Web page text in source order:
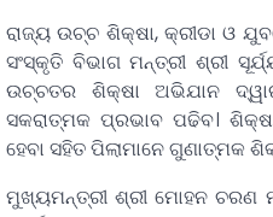
ରାଜ୍ୟ ଉଚ୍ଚ ଶିକ୍ଷା, କ୍ରୀଡା ଓ
ସଂସ୍କୃତି ବିଭାଗ ମନ୍ତ୍ରୀ ଶ୍ରୀ
ଉଚ୍ଚତର ଶିକ୍ଷା ଅଭିଯାନ
ସକରାତ୍ମକ ପ୍ରଭାବ ପଢିବ।
ହେବା ସହିତ ପିଲାମାନେ ଗୁଣାତ୍ମକ
ମୁଖ୍ୟମନ୍ତ୍ରୀ ଶ୍ରୀ ମୋହନ ଚରଣ